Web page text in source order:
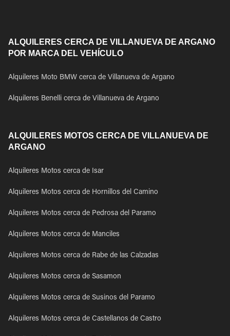
ALQUILERES CERCA DE VILLANUEVA DE ARGANO
POR MARCA DEL VEHÍCULO
Alquileres Moto BMW cerca de Villanueva de Argano
Alquileres Benelli cerca de Villanueva de Argano
ALQUILERES MOTOS CERCA DE VILLANUEVA DE
ARGANO
Alquileres Motos cerca de Isar
Alquileres Motos cerca de Hornillos del Camino
Alquileres Motos cerca de Pedrosa del Paramo
Alquileres Motos cerca de Manciles
Alquileres Motos cerca de Rabe de las Calzadas
Alquileres Motos cerca de Sasamon
Alquileres Motos cerca de Susinos del Paramo
Alquileres Motos cerca de Castellanos de Castro